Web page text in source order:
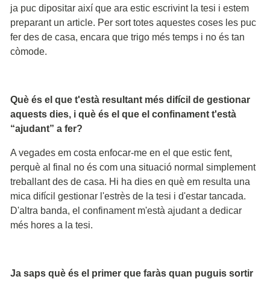
ja puc dipositar així que ara estic escrivint la tesi i estem
preparant un article. Per sort totes aquestes coses les puc
fer des de casa, encara que trigo més temps i no és tan
còmode.
Què és el que t'està resultant més difícil de gestionar
aquests dies, i què és el que el confinament t'està
“ajudant” a fer?
A vegades em costa enfocar-me en el que estic fent,
perquè al final no és com una situació normal simplement
treballant des de casa. Hi ha dies en què em resulta una
mica difícil gestionar l'estrès de la tesi i d'estar tancada.
D'altra banda, el confinament m'està ajudant a dedicar
més hores a la tesi.
Ja saps què és el primer que faràs quan puguis sortir